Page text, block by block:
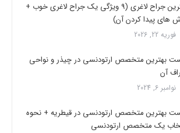
بهترین جراح لاغری (9 ویژگی یک جراح لاغری خوب +
های پیدا کردن آن)
فوریه 22, 2026
بهترین متخصص ارتودنسی در چیذر و نواحی
آن
نوامبر 6, 2024
بهترین متخصص ارتودنسی در قیطریه + نحوه
یک متخصص ارتودنسی